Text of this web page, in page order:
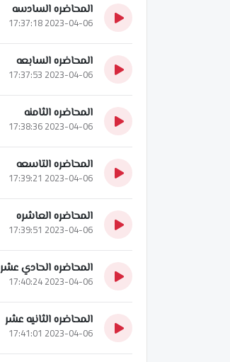
المحاضره السادسه
2023-04-06 17:37:18
المحاضره السابعه
2023-04-06 17:37:53
المحاضره الثامنه
2023-04-06 17:38:36
المحاضره التاسعه
2023-04-06 17:39:21
المحاضره العاشره
2023-04-06 17:39:51
المحاضره الحادي عشر
2023-04-06 17:40:24
المحاضره الثانيه عشر
2023-04-06 17:41:01